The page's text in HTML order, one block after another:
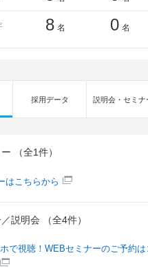
8 名 0 名
採用データ 説明会・セミナ
（全1件）
はこちらから
説明会 （全4件）
で視聴！WEBセミナーのご予約